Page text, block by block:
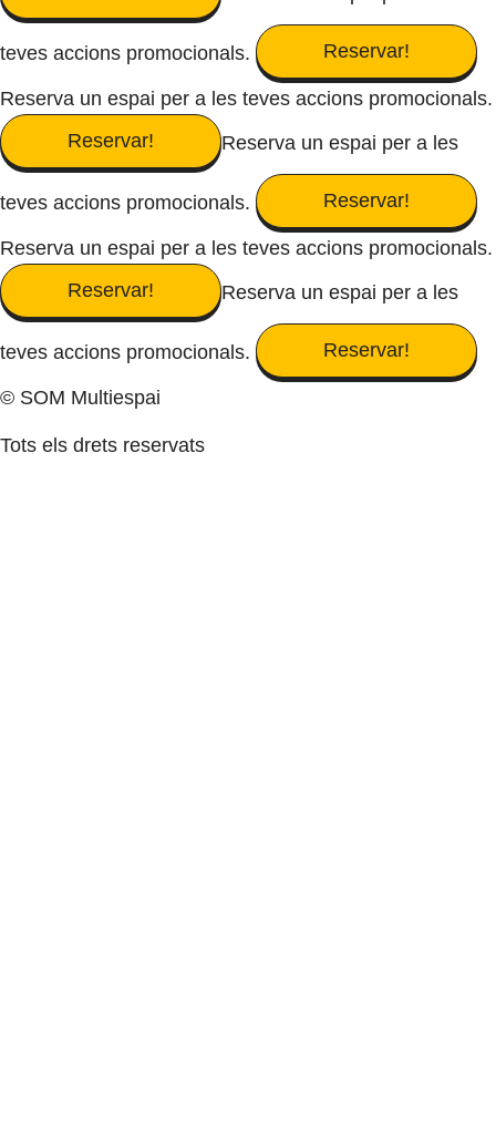
teves accions promocionals. Reservar!
Reserva un espai per a les teves accions promocionals.
Reservar!
Reserva un espai per a les
teves accions promocionals. Reservar!
Reserva un espai per a les teves accions promocionals.
Reservar!
Reserva un espai per a les
teves accions promocionals. Reservar!
© SOM Multiespai
Tots els drets reservats